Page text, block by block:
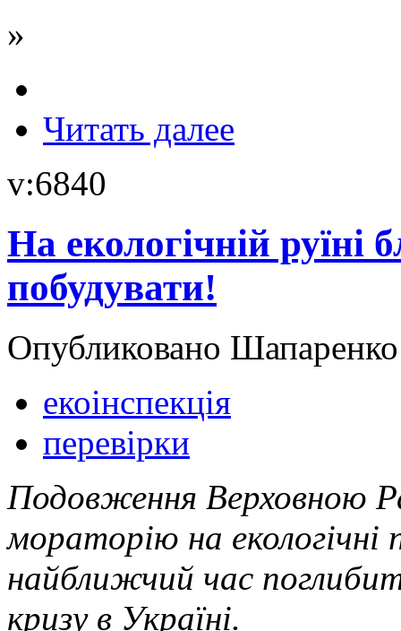
»
Читать далее
v:6840
На екологічній руїні
побудувати!
Опубликовано
екоінспекція
перевірки
Подовження Верховною
мораторію на екологічні
найближчий час
кризу в Україні.